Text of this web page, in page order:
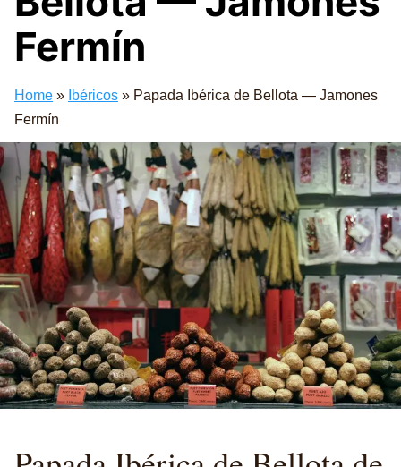
Fermín
Home » Ibéricos » Papada Ibérica de Bellota — Jamones
Fermín